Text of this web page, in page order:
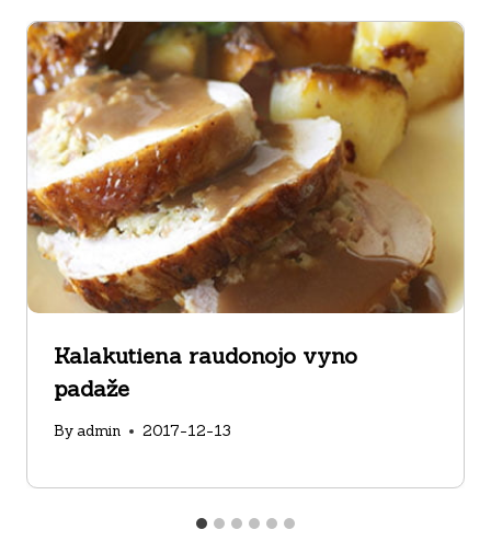
Kalakutiena raudonojo vyno
padaže
By admin 2017-12-13